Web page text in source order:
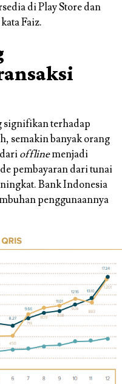
di Play Store dan
Faiz.
signifikan terhadap
semakin banyak orang
offlinemenjadi
pembayaran dari tunai
Bank Indonesia
penggunaannya